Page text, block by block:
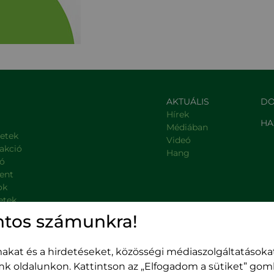
kormányzati intézmények
AKTUÁLIS
Hírek
Médiában
Videó
Hang
számunkra!
és a hirdetéseket, közösségi
oldalunkon. Kattintson az „Elfogadom a sütiket”